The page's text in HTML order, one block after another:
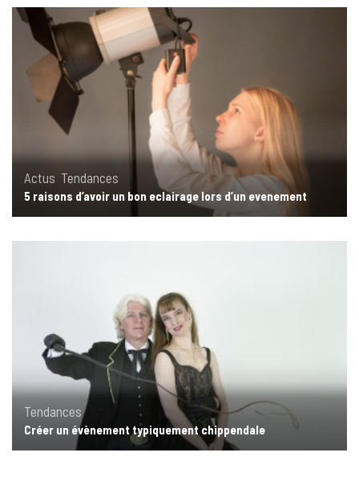
Actus Tendances
5 raisons d’avoir un bon eclairage lors d’un evenement
Tendances
Créer un évènement typiquement chippendale